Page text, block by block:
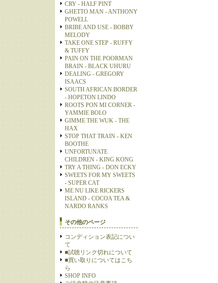
CRY - HALF PINT
GHETTO MAN - ANTHONY
POWELL
BRIBE AND USE - BOBBY
MELODY
TAKE ONE STEP - RUFFY
& TUFFY
PAIN ON THE POORMAN
BRAIN - BLACK UHURU
DEALING - GREGORY
ISAACS
SOUTH AFRICAN BORDER
- HOPETON LINDO
ROOTS PON MI CORNER -
YAMMIE BOLO
GIMME THE WUK - THE
HAX
STOP THAT TRAIN - KEN
BOOTHE
UNFORTUNATE
CHILDREN - KING KONG
TRY A THING - DON ECKY
SWEETS FOR MY SWEETS
- SUPER CAT
ME NU LIKE RICKERS
ISLAND - COCOA TEA &
NARDO RANKS
その他のページ
コンディション表記につい
て
■試聴リンク切れについて
■買い取りについてはこち
ら
SHOP INFO